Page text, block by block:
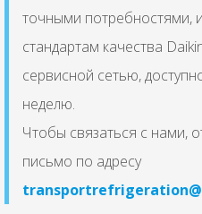
точными потребностями,
стандартам качества
сервисной сетью,
неделю.
Чтобы связаться с нами,
письмо по адресу